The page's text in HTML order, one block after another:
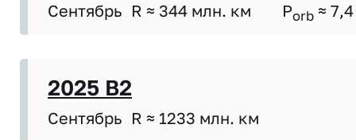
Сентябрь R ≈ 344 млн. км Porb ≈ 7,4
2025 B2
Сентябрь R ≈ 1233 млн. км